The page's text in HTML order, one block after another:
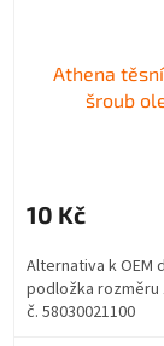
Athena
šroub
10 Kč
Alternativa k OEM
podložka rozměru
č. 58030021100